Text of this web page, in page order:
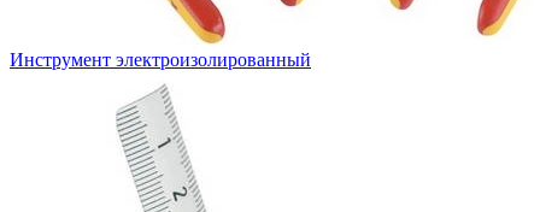
Инструмент электроизолированный